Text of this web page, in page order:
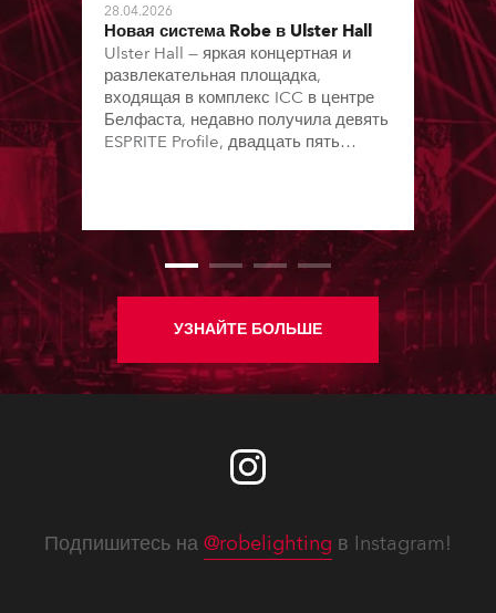
28.04.2026
Новая система Robe в Ulster Hall
Ulster Hall — яркая концертная и
развлекательная площадка,
входящая в комплекс ICC в центре
Белфаста, недавно получила девять
ESPRITE Profile, двадцать пять
УЗНАЙТЕ БОЛЬШЕ
Подпишитесь на @robelighting в Instagram!